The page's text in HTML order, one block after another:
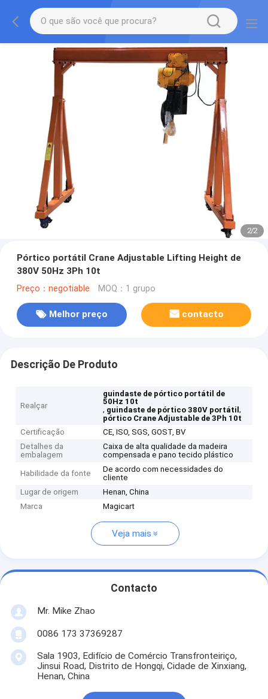
2/2
Pórtico portátil Crane Adjustable Lifting Height de
380V 50Hz 3Ph 10t
Preço：negotiable MOQ：1 grupo
Melhor preço contacto
Descrição De Produto
Realçar
guindaste de pórtico portátil de
50Hz 10t
, guindaste de pórtico 380V portátil,
pórtico Crane Adjustable de 3Ph 10t
Certificação
CE, ISO, SGS, GOST, BV
Detalhes da
embalagem
Caixa de alta qualidade da madeira
compensada e pano tecido plástico
Habilidade da fonte
De acordo com necessidades do
cliente
Lugar de origem
Henan, China
Marca
Magicart
Veja mais
Contacto
Mr. Mike Zhao
0086 173 37369287
Sala 1903, Edifício de Comércio Transfronteiriço,
Jinsui Road, Distrito de Hongqi, Cidade de Xinxiang,
Henan, China